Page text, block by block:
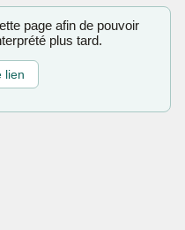
page afin de pouvoir
plus tard.
lien